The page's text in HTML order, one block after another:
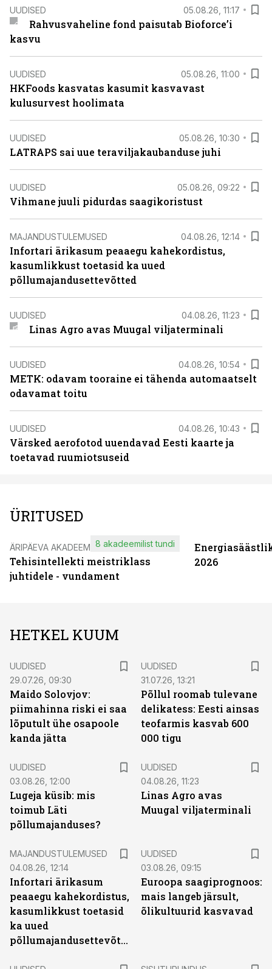
UUDISED 05.08.26, 11:17
Rahvusvaheline fond paisutab Bioforce’i
kasvu
UUDISED 05.08.26, 11:00
HKFoods kasvatas kasumit kasvavast
kulusurvest hoolimata
UUDISED 05.08.26, 10:30
LATRAPS sai uue teraviljakaubanduse juhi
UUDISED 05.08.26, 09:22
Vihmane juuli pidurdas saagikoristust
MAJANDUSTULEMUSED 04.08.26, 12:14
Infortari ärikasum peaaegu kahekordistus,
kasumlikkust toetasid ka uued
põllumajandusettevõtted
UUDISED 04.08.26, 11:23
Linas Agro avas Muugal viljaterminali
UUDISED 04.08.26, 10:54
METK: odavam tooraine ei tähenda automaatselt
odavamat toitu
UUDISED 04.08.26, 10:43
Värsked aerofotod uuendavad Eesti kaarte ja
toetavad ruumiotsuseid
ÜRITUSED
ÄRIPÄEVA AKADEEMIA
Tehisintellekti meistriklass
juhtidele - vundament
8 akadeemilist tundi
2026
HETKEL KUUM
UUDISED
29.07.26, 09:30
Maido Solovjov:
piimahinna riski ei saa
lõputult ühe osapoole
kanda jätta
UUDISED
31.07.26, 13:21
Põllul roomab tulevane
delikatess: Eesti ainsas
teofarmis kasvab 600
000 tigu
UUDISED
03.08.26, 12:00
Lugeja küsib: mis
toimub Läti
põllumajanduses?
UUDISED
04.08.26, 11:23
Linas Agro avas
Muugal viljaterminali
MAJANDUSTULEMUSED
04.08.26, 12:14
Infortari ärikasum
peaaegu kahekordistus,
kasumlikkust toetasid
ka uued
põllumajandusettevõtted
UUDISED
03.08.26, 09:15
Euroopa saagiprognoos:
mais langeb järsult,
õlikultuurid kasvavad